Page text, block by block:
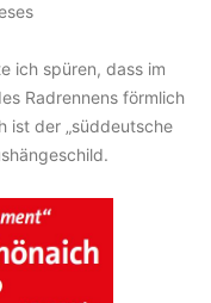
ich spüren, dass im
Radrennens förmlich
ist der „süddeutsche